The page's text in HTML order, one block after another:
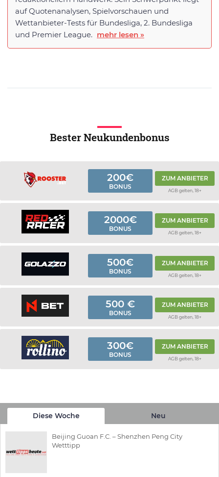
auf Quotenanalysen, Spielvorschauen und
Wettanbieter-Tests für Bundesliga, 2. Bundesliga
und Premier League. mehr lesen »
Bester Neukundenbonus
200€
BONUS
ZUM ANBIETER
AGB gelten, 18+
2000€
BONUS
ZUM ANBIETER
AGB gelten, 18+
500€
BONUS
ZUM ANBIETER
AGB gelten, 18+
500 €
BONUS
ZUM ANBIETER
AGB gelten, 18+
300€
BONUS
ZUM ANBIETER
AGB gelten, 18+
Diese Woche Neu
Beijing Guoan F.C. – Shenzhen Peng City
Wetttipp